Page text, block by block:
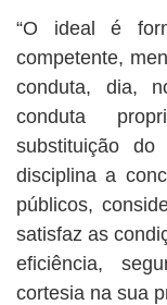
“O ideal é
competente,
conduta, dia,
conduta
substituição
disciplina a
públicos,
satisfaz as
eficiência,
cortesia na sua